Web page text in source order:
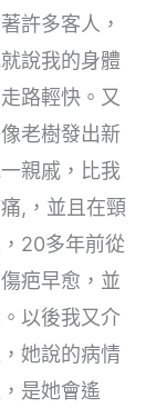
許多客人，
說我的身體
路輕快。又
老樹發出新
親戚，比我
,，並且在頸
20多年前從
疤早愈，並
以後我又介
她說的病情
是她會遙